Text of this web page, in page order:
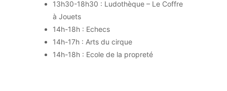
13h30-18h30 : Ludothèque – Le Coffre
à Jouets
14h-18h : Echecs
14h-17h : Arts du cirque
14h-18h : Ecole de la propreté